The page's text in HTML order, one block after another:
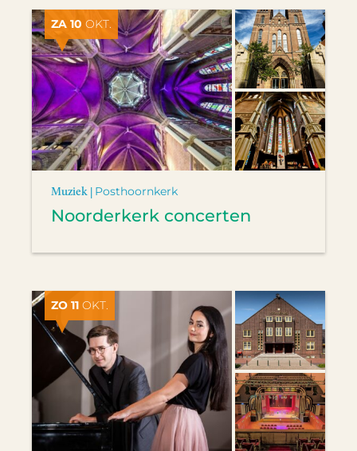
ZA 10 OKT.
Muziek | Posthoornkerk
Noorderkerk concerten
ZO 11 OKT.